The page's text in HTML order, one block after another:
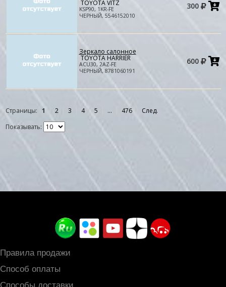
TOYOTA VITZ
KSP90, 1KR-FE
ЧЕРНЫЙ, 5546152010
300
Зеркало салонное
TOYOTA HARRIER
ACU30, 2AZ-FE
ЧЕРНЫЙ, 8781060191
600
Страницы: 1 2 3 4 5 ... 476
След.
Показывать:
Правила продажи
Способ оплаты